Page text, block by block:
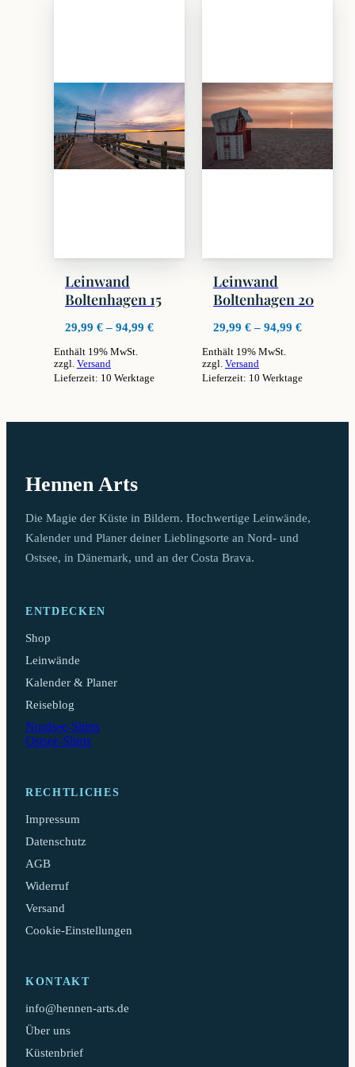
Optionen
können
auf
der
Produktseite
gewählt
werden
Optionen
können
auf
der
Produktseite
gewählt
werden
Leinwand
Boltenhagen 15
29,99 € – 94,99 €Preisspanne:
Enthält 19% MwSt.
zzgl. Versand
Lieferzeit: 10 Werktage
Die
können
auf
der
Produktseite
Leinwand
Boltenhagen 20
29,99 € – 94,99 €
Enthält 19% MwSt.
zzgl. Versand
Lieferzeit: 10 Werktage
können
der
Produktseite
Hennen Arts
Die Magie der Küste in Bildern. Hochwertige Leinwände,
Kalender und Planer deiner Lieblingsorte an Nord- und
Ostsee, in Dänemark, und an der Costa Brava.
ENTDECKEN
Shop
Leinwände
Kalender & Planer
Reiseblog
Nordsee-Shirts
Ostsee-Shirts
RECHTLICHES
Impressum
Datenschutz
AGB
Widerruf
Versand
Cookie-Einstellungen
KONTAKT
info@hennen-arts.de
Über uns
Küstenbrief